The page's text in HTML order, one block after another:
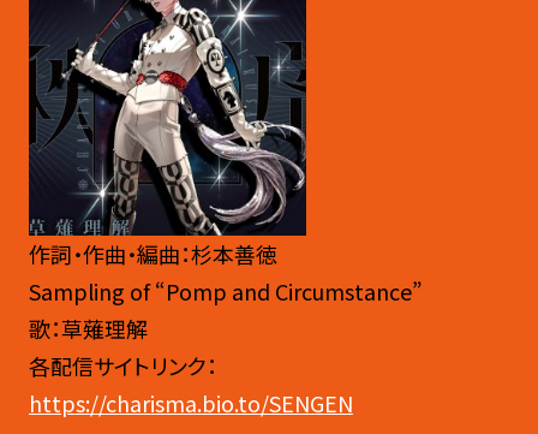
作詞・作曲・編曲：杉本善徳
Sampling of “Pomp and Circumstance”
歌：草薙理解
各配信サイトリンク：
https://charisma.bio.to/SENGEN